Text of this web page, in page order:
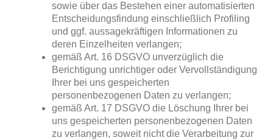
sowie über das Bestehen einer automatisierten
Entscheidungsfindung einschließlich Profiling
und ggf. aussagekräftigen Informationen zu
deren Einzelheiten verlangen;
gemäß Art. 16 DSGVO unverzüglich die
Berichtigung unrichtiger oder Vervollständigung
Ihrer bei uns gespeicherten
personenbezogenen Daten zu verlangen;
gemäß Art. 17 DSGVO die Löschung Ihrer bei
uns gespeicherten personenbezogenen Daten
zu verlangen, soweit nicht die Verarbeitung zur